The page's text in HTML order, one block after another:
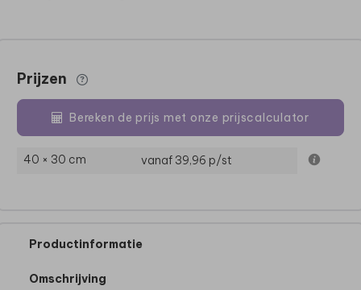
Prijzen
Bereken de prijs met onze prijscalculator
40 × 30 cm vanaf 39,96 p/st
Productinformatie
Omschrijving